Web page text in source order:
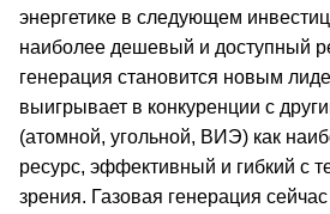
энергетике в следующем
наиболее дешевый и доступный
генерация становится новым
выигрывает в конкуренции с
(атомной, угольной, ВИЭ) как
ресурс, эффективный и гибкий с
зрения. Газовая генерация